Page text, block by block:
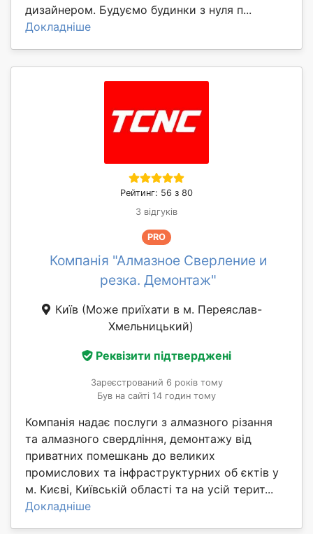
дизайнером. Будуємо будинки з нуля п...
Докладніше
Рейтинг: 56 з 80
3 відгуків
PRO
Компанія "Алмазное Сверление и
резка. Демонтаж"
Київ (Може приїхати в м. Переяслав-
Хмельницький)
Реквізити підтверджені
Зареєстрований 6 років тому
Був на сайті 14 годин тому
Компанія надає послуги з алмазного різання
та алмазного свердління, демонтажу від
приватних помешкань до великих
промислових та інфраструктурних об єктів у
м. Києві, Київській області та на усій терит...
Докладніше